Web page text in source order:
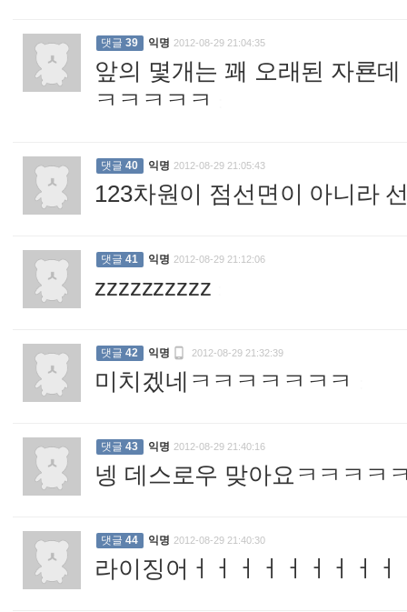
댓글 39 익명 2012-08-29 21:04:35
앞의 몇개는 꽤 오래된 자룐
ㅋㅋㅋㅋㅋ
댓글 40 익명 2012-08-29 21:05:43
123차원이 점선면이 아니라
댓글 41 익명 2012-08-29 21:12:06
zzzzzzzzzz
댓글 42 익명  2012-08-29 21:32:39
미치겠네ㅋㅋㅋㅋㅋㅋㅋ
댓글 43 익명 2012-08-29 21:40:16
넹 데스로우 맞아요ㅋㅋㅋㅋ
댓글 44 익명 2012-08-29 21:40:30
라이징어ㅓㅓㅓㅓㅓㅓㅓㅓ